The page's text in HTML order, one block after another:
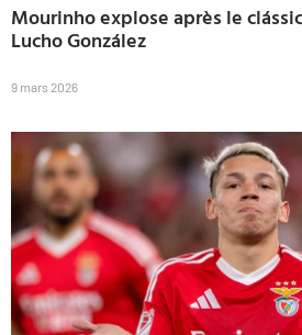
Mourinho explose après le
Lucho González
9 mars 2026